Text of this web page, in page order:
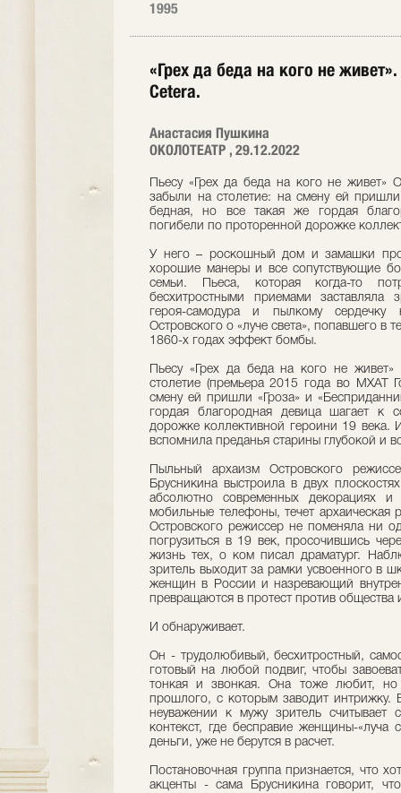
1995
«Грех да беда на кого не
Cetera.
Анастасия Пушкина
ОКОЛОТЕАТР , 29.12.2022
Пьесу «Грех да беда на кого не живет»
забыли на столетие: на смену ей
бедная, но все такая же гордая
погибели по проторенной дорожке
У него – роскошный дом и замашки
хорошие манеры и все сопутствующие
семьи. Пьеса, которая когда-то
бесхитростными приемами заставляла
героя-самодура и пылкому
Островского о «луче света», попавшего в
1860-х годах эффект бомбы.
Пьесу «Грех да беда на кого не
столетие (премьера 2015 года во МХАТ
смену ей пришли «Гроза» и
гордая благородная девица шагает к
дорожке коллективной героини 19 века.
вспомнила преданья старины глубокой и
Пыльный архаизм Островского
Брусникина выстроила в двух
абсолютно современных декорациях
мобильные телефоны, течет архаическая
Островского режиссер не поменяла ни
погрузиться в 19 век, просочившись
жизнь тех, о ком писал драматург.
зритель выходит за рамки усвоенного в
женщин в России и назревающий
превращаются в протест против общества
И обнаруживает.
Он - трудолюбивый, бесхитростный,
готовый на любой подвиг, чтобы
тонкая и звонкая. Она тоже любит,
прошлого, с которым заводит интрижку.
неуважении к мужу зритель
контекст, где бесправие женщины-«луча
деньги, уже не берутся в расчет.
Постановочная группа признается, что
акценты - сама Брусникина говорит,